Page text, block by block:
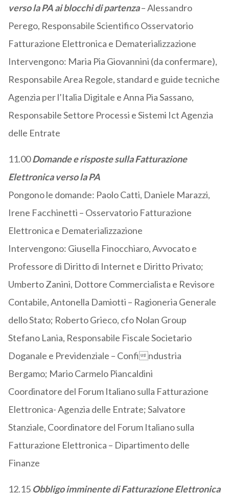
verso la PA ai blocchi di partenza– Alessandro
Perego, Responsabile Scientifico Osservatorio
Fatturazione Elettronica e Dematerializzazione
Intervengono: Maria Pia Giovannini (da confermare),
Responsabile Area Regole, standard e guide tecniche
Agenzia per l’Italia Digitale e Anna Pia Sassano,
Responsabile Settore Processi e Sistemi Ict Agenzia
delle Entrate
11.00Domande e risposte sulla Fatturazione
Elettronica verso la PA
Pongono le domande: Paolo Catti, Daniele Marazzi,
Irene Facchinetti – Osservatorio Fatturazione
Elettronica e Dematerializzazione
Intervengono: Giusella Finocchiaro, Avvocato e
Professore di Diritto di Internet e Diritto Privato;
Umberto Zanini, Dottore Commercialista e Revisore
Contabile, Antonella Damiotti – Ragioneria Generale
dello Stato; Roberto Grieco, cfo Nolan Group
Stefano Lania, Responsabile Fiscale Societario
Doganale e Previdenziale – Confindustria
Bergamo; Mario Carmelo Piancaldini
Coordinatore del Forum Italiano sulla Fatturazione
Elettronica- Agenzia delle Entrate; Salvatore
Stanziale, Coordinatore del Forum Italiano sulla
Fatturazione Elettronica – Dipartimento delle
Finanze
12.15 Obbligo imminente di Fatturazione Elettronica